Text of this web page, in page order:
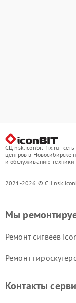
СЦ nsk.iconbit-fix.ru - сеть
центров в Новосибирске
и обслуживанию техники
2021-2026 © СЦ
Мы
Ремонт сигвеев
Ремонт
Контакты